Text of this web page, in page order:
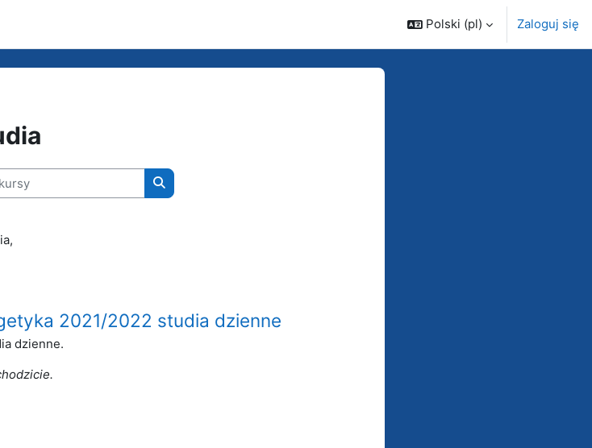
Polski ‎(pl)‎ Zaloguj się
Wyszukaj kursy
2021/2022 studia dzienne
dzienne.